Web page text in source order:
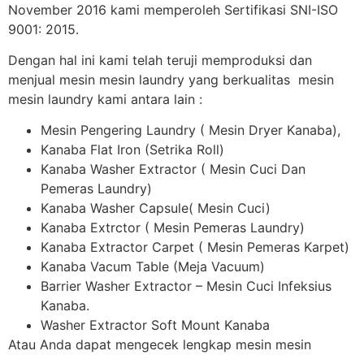
November 2016 kami memperoleh Sertifikasi SNI-ISO
9001: 2015.
Dengan hal ini kami telah teruji memproduksi dan
menjual mesin mesin laundry yang berkualitas mesin
mesin laundry kami antara lain :
Mesin Pengering Laundry ( Mesin Dryer Kanaba),
Kanaba Flat Iron (Setrika Roll)
Kanaba Washer Extractor ( Mesin Cuci Dan
Pemeras Laundry)
Kanaba Washer Capsule( Mesin Cuci)
Kanaba Extrctor ( Mesin Pemeras Laundry)
Kanaba Extractor Carpet ( Mesin Pemeras Karpet)
Kanaba Vacum Table (Meja Vacuum)
Barrier Washer Extractor – Mesin Cuci Infeksius
Kanaba.
Washer Extractor Soft Mount Kanaba
Atau Anda dapat mengecek lengkap mesin mesin